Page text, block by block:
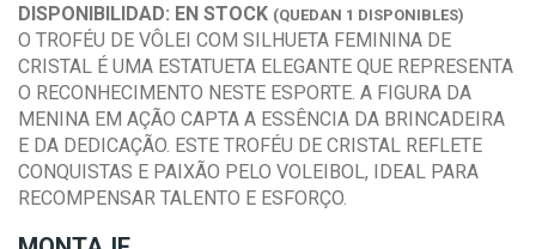
DISPONIBILIDAD: EN STOCK (QUEDAN 1 DISPONIBLES)
O TROFÉU DE VÔLEI COM SILHUETA FEMININA DE
CRISTAL É UMA ESTATUETA ELEGANTE QUE REPRESENTA
O RECONHECIMENTO NESTE ESPORTE. A FIGURA DA
MENINA EM AÇÃO CAPTA A ESSÊNCIA DA BRINCADEIRA
E DA DEDICAÇÃO. ESTE TROFÉU DE CRISTAL REFLETE
CONQUISTAS E PAIXÃO PELO VOLEIBOL, IDEAL PARA
RECOMPENSAR TALENTO E ESFORÇO.